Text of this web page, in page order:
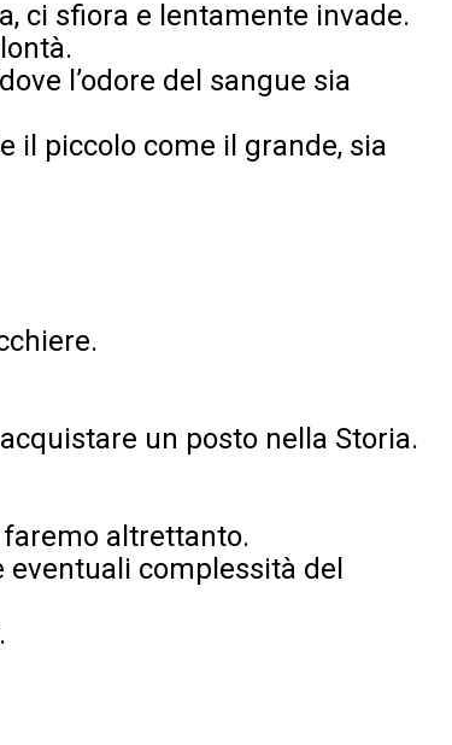
ci sfiora e lentamente invade.
l’odore del sangue sia
il piccolo come il grande, sia
un posto nella Storia.
altrettanto.
complessità del